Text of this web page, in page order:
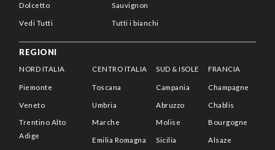
Dolcetto
Vedi Tutti
Sauvignon
Tutti i bianchi
REGIONI
NORD ITALIA
Piemonte
Veneto
Trentino Alto
Adige
CENTRO ITALIA
Toscana
Umbria
Marche
Emilia Romagna
SUD & ISOLE
Campania
Abruzzo
Molise
Sicilia
FRANCIA
Champagne
Chablis
Bourgogne
Alsaze